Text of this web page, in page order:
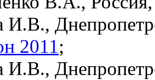
И.В.,
2011;
И.В.,